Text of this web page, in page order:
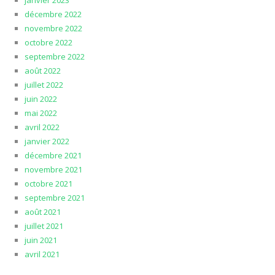
décembre 2022
novembre 2022
octobre 2022
septembre 2022
août 2022
juillet 2022
juin 2022
mai 2022
avril 2022
janvier 2022
décembre 2021
novembre 2021
octobre 2021
septembre 2021
août 2021
juillet 2021
juin 2021
avril 2021